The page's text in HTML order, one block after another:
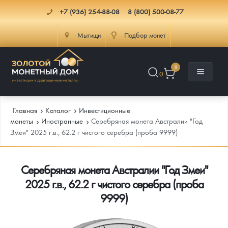
+7 (936) 254-88-08 8 (800) 500-08-77
Мытищи Подбор монет
0
0
Каталог
Каталог Монет
Инвестиционные монеты
Инфо
Как сделать заказ
Главная Каталог
Инвестиционные
монеты
Иностранные
Серебряная монета Австралии "Год
Змеи" 2025 г.в., 62.2 г чистого серебра (проба 9999)
Серебряная монета Австралии "Год Змеи"
2025 г.в., 62.2 г чистого серебра (проба
9999)